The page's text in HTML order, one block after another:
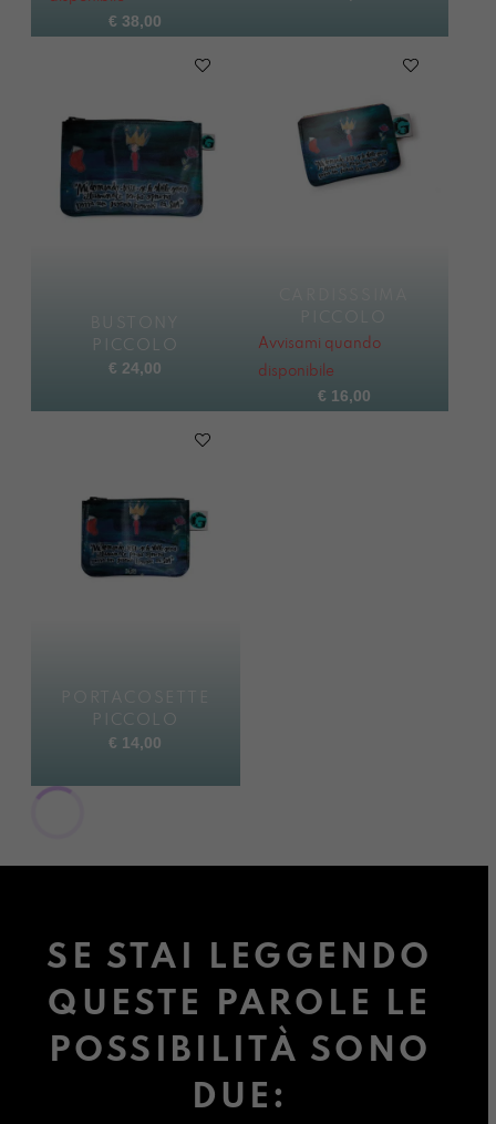
€ 38,00
BUSTONY
PICCOLO
€ 24,00
Avvisami quando
disponibile
€ 16,00
PORTACOSETTE
PICCOLO
€ 14,00
SE STAI LEGGENDO
QUESTE PAROLE LE
POSSIBILITÀ SONO
DUE: